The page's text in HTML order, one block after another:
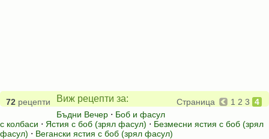
72 рецепти Страница 1 2 3 4
Виж рецепти за:
Бъдни Вечер ⋅ Боб и фасул
с колбаси ⋅ Ястия с боб (зрял фасул) ⋅ Безмесни ястия с боб (зрял
фасул) ⋅ Вегански ястия с боб (зрял фасул)